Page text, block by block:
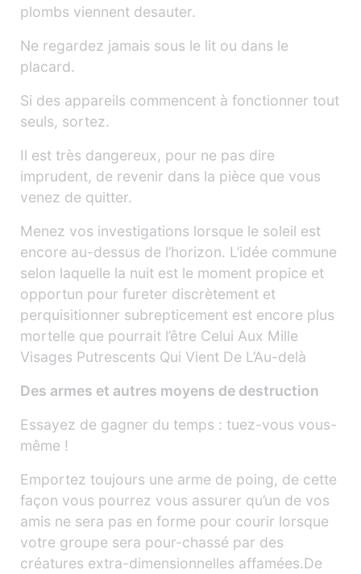
plombs viennent desauter.
Ne regardez jamais sous le lit ou dans le
placard.
Si des appareils commencent à fonctionner tout
seuls, sortez.
Il est très dangereux, pour ne pas dire
imprudent, de revenir dans la pièce que vous
venez de quitter.
Menez vos investigations lorsque le soleil est
encore au-dessus de l’horizon. L’idée commune
selon laquelle la nuit est le moment propice et
opportun pour fureter discrètement et
perquisitionner subrepticement est encore plus
mortelle que pourrait l’être Celui Aux Mille
Visages Putrescents Qui Vient De L’Au-delà
Des armes et autres moyens de destruction
Essayez de gagner du temps : tuez-vous vous-
même !
Emportez toujours une arme de poing, de cette
façon vous pourrez vous assurer qu’un de vos
amis ne sera pas en forme pour courir lorsque
votre groupe sera pour-chassé par des
créatures extra-dimensionnelles affamées.De